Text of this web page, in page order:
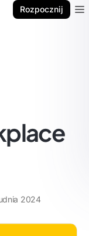
Rozpocznij
2024